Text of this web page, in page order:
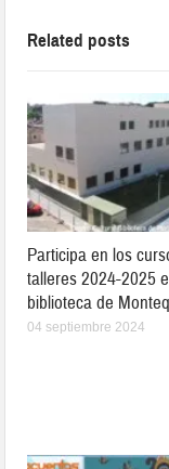
Related posts
Participa en los
talleres 2024-2025
biblioteca de
04 septiembre 2024